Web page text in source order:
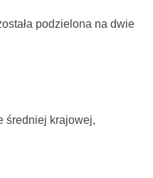
podzielona na dwie
średniej krajowej,